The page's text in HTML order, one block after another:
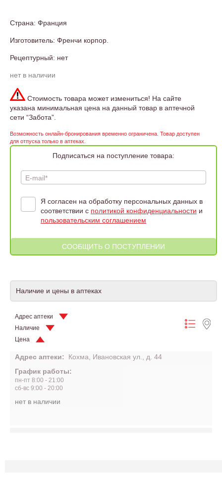
Страна: Франция
Изготовитель: Френчи корпор.
Рецептурный: нет
нет в наличии
Стоимость товара может измениться! На сайте
указана минимальная цена на данный товар в аптечной
сети “Забота”.
Возможность онлайн-бронирования временно ограничена. Товар доступен
для отпуска только в аптеках.
Подписаться на поступление товара:
E-mail*
Я согласен на обработку персональных данных в
соответствии с политикой конфиденциальности и
пользовательским соглашением
Наличие и цены в аптеках
Адрес аптеки
Наличие
Цена
Адрес аптеки:
Кохма, Ивановская ул., д. 44
График работы:
пн-пт 8:00 - 21:00
сб-вс 9:00 - 20:00
нет в наличии